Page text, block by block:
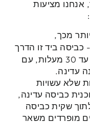
אנחנו מציעות
מכך,
כביסה ביד זו הדרך
היחידה. השרייה במים פושרים, עד 30 מעלות, עם
עדינה.
שלא עשויות
כביסה עדינה,
שקית כביסה
מופרדים משאר